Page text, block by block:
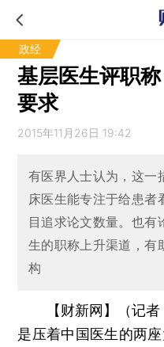
政经
基层医生评职
要求
2015年11月26日 19:42
有医界人士认为，这一
床医生能专注于给患者
目追求论文数量。也有
生的职称上升渠道，有
构
【财新网】（记者
是压着中国医生的两